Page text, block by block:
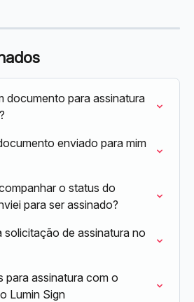
documento para assinatura
enviado para mim
o status do
para ser assinado?
solicitação de assinatura no
para assinatura com o
Lumin Sign